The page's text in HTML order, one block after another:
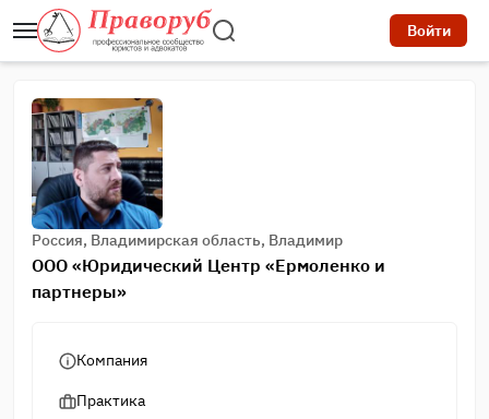
Войти
Россия, Владимирская область, Владимир
ООО «Юридический Центр «Ермоленко и
партнеры»
Компания
Практика